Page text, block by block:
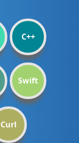
C++
Swift
Curl